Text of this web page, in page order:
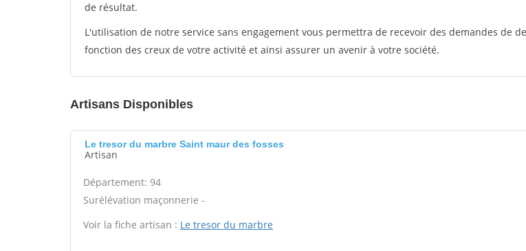
de résultat.
L'utilisation de notre service sans engagement vous permettra de recevoir des demandes de
fonction des creux de votre activité et ainsi assurer un avenir à votre société.
Artisans Disponibles
Le tresor du marbre Saint maur des fosses
Artisan
Département: 94
Surélévation maçonnerie -
Voir la fiche artisan : Le tresor du marbre